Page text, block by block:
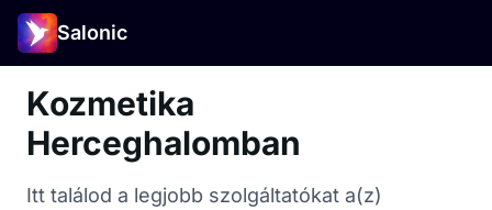
Salonic
Kozmetika
Herceghalomban
Itt találod a legjobb szolgáltatókat a(z)